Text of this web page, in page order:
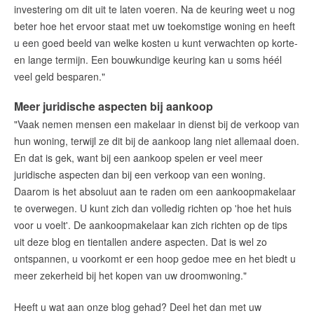
investering om dit uit te laten voeren. Na de keuring weet u nog
beter hoe het ervoor staat met uw toekomstige woning en heeft
u een goed beeld van welke kosten u kunt verwachten op korte-
en lange termijn. Een bouwkundige keuring kan u soms héél
veel geld besparen."
Meer juridische aspecten bij aankoop
"Vaak nemen mensen een makelaar in dienst bij de verkoop van
hun woning, terwijl ze dit bij de aankoop lang niet allemaal doen.
En dat is gek, want bij een aankoop spelen er veel meer
juridische aspecten dan bij een verkoop van een woning.
Daarom is het absoluut aan te raden om een aankoopmakelaar
te overwegen. U kunt zich dan volledig richten op 'hoe het huis
voor u voelt'. De aankoopmakelaar kan zich richten op de tips
uit deze blog en tientallen andere aspecten. Dat is wel zo
ontspannen, u voorkomt er een hoop gedoe mee en het biedt u
meer zekerheid bij het kopen van uw droomwoning."
Heeft u wat aan onze blog gehad? Deel het dan met uw